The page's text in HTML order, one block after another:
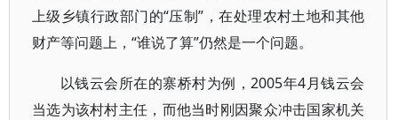
上级乡镇行政部门的“压制”，在处理农村土地和其他
财产等问题上，“谁说了算”仍然是一个问题。
以钱云会所在的寨桥村为例，2005年4月钱云会
当选为该村村主任，而他当时刚因聚众冲击国家机关